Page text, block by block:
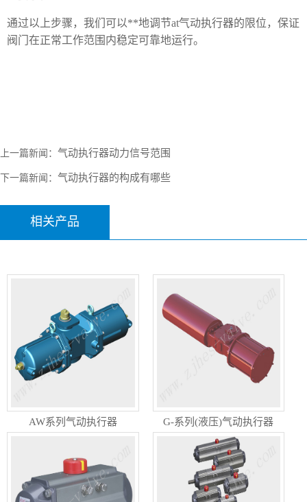
通过以上步骤，我们可以**地调节at气动执行器的限位，保证
阀门在正常工作范围内稳定可靠地运行。
上一篇新闻： 气动执行器动力信号范围
下一篇新闻： 气动执行器的构成有哪些
相关产品
AW系列气动执行器 G-系列(液压)气动执行器